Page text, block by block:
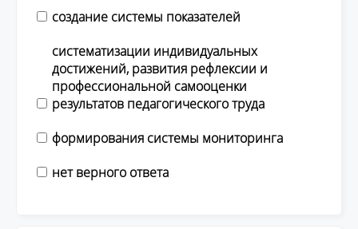
создание системы показателей
систематизации индивидуальных
достижений, развития рефлексии и
профессиональной самооценки
результатов педагогического труда
формирования системы мониторинга
нет верного ответа